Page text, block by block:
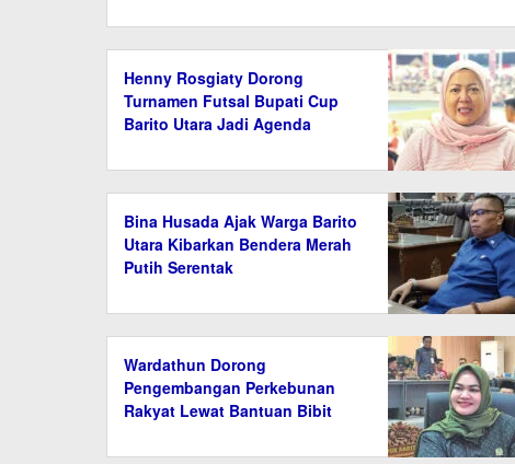
Henny Rosgiaty Dorong
Turnamen Futsal Bupati Cup
Barito Utara Jadi Agenda
Bina Husada Ajak Warga Barito
Utara Kibarkan Bendera Merah
Putih Serentak
Wardathun Dorong
Pengembangan Perkebunan
Rakyat Lewat Bantuan Bibit